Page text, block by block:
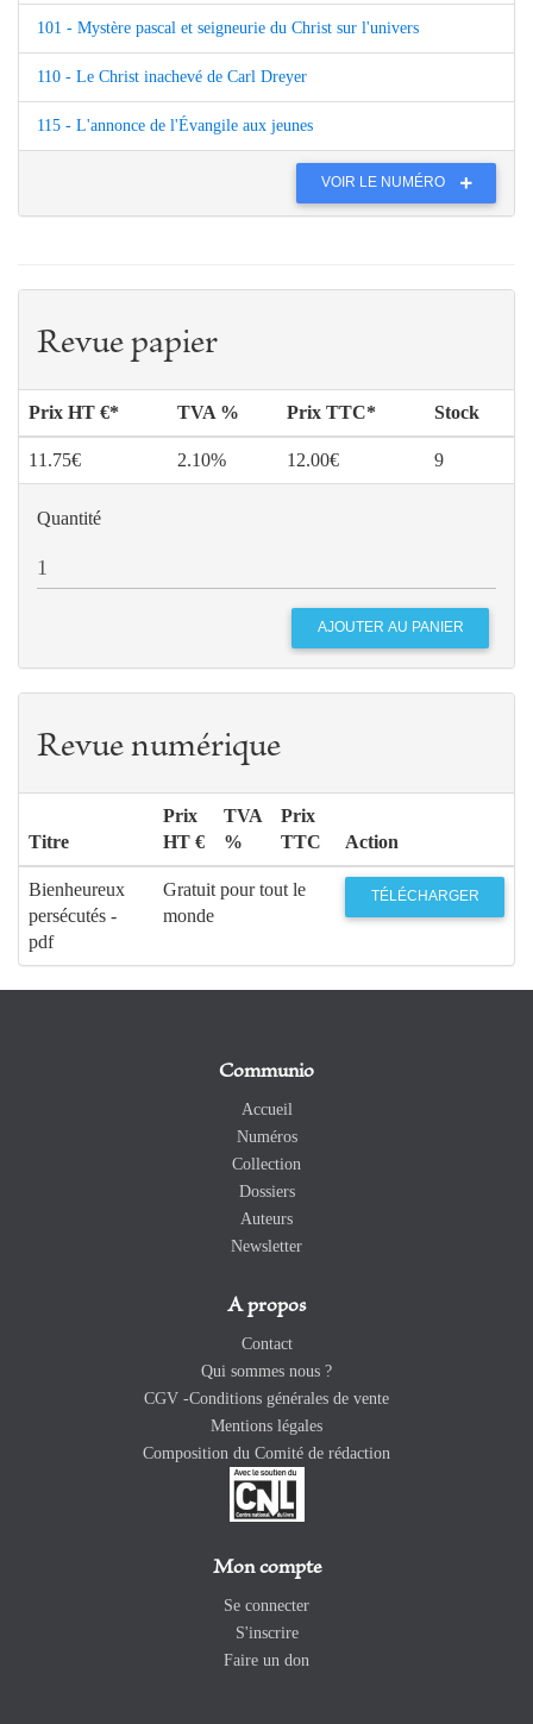
101 - Mystère pascal et seigneurie du Christ sur l'univers
110 - Le Christ inachevé de Carl Dreyer
115 - L'annonce de l'Évangile aux jeunes
VOIR LE NUMÉRO
Revue papier
Prix HT €* TVA % Prix TTC* Stock
11.75€ 2.10% 12.00€ 9
Quantité
Revue numérique
Titre
Prix
HT €
TVA
%
Prix
TTC
Action
Bienheureux
persécutés -
pdf
Gratuit pour tout le
monde
TÉLÉCHARGER
Communio
Accueil
Numéros
Collection
Dossiers
Auteurs
Newsletter
A propos
Contact
Qui sommes nous ?
CGV -Conditions générales de vente
Mentions légales
Composition du Comité de rédaction
Mon compte
Se connecter
S'inscrire
Faire un don